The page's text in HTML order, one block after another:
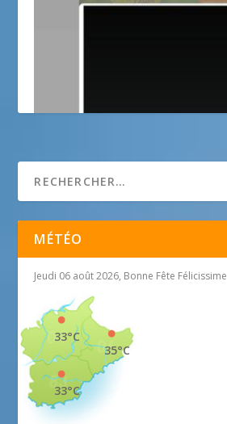
MÉTÉO
Jeudi 06 août 2026, Bonne Fête Félicissime
35°C
33°C
33°C